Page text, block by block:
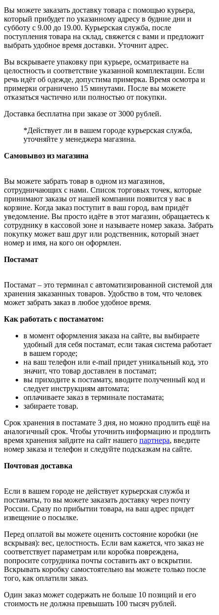
Вы можете заказать доставку товара с помощью курьера,
который прибудет по указанному адресу в будние дни и
субботу с 9.00 до 19.00. Курьерская служба, после
поступления товара на склад, свяжется с вами и предложит
выбрать удобное время доставки. Уточнит адрес.
Вы вскрываете упаковку при курьере, осматриваете на
целостность и соответствие указанной комплектации. Если
речь идёт об одежде, допустима примерка. Время осмотра и
примерки ограничено 15 минутами. После вы можете
отказаться частично или полностью от покупки.
Доставка бесплатна при заказе от 3000 рублей.
*Действует ли в вашем городе курьерская служба,
уточняйте у менеджера магазина.
Самовывоз из магазина
Вы можете забрать товар в одном из магазинов,
сотрудничающих с нами. Список торговых точек, которые
принимают заказы от нашей компании появится у вас в
корзине. Когда заказ поступит в ваш город, вам придёт
уведомление. Вы просто идёте в этот магазин, обращаетесь к
сотруднику в кассовой зоне и называете номер заказа. Забрать
покупку может ваш друг или родственник, который знает
номер и имя, на кого он оформлен.
Постамат
Постамат – это терминал с автоматизированной системой для
хранения заказанных товаров. Удобство в том, что человек
может забрать заказ в любое удобное время.
Как работать с постаматом:
в момент оформления заказа на сайте, вы выбираете
удобный для себя постамат, если такая система работает
в вашем городе;
на ваш телефон или e-mail придет уникальный код, это
значит, что товар доставлен в постамат;
вы приходите к постамату, вводите полученный код и
следует инструкциям автомата;
оплачиваете заказ в терминале постамата;
забираете товар.
Срок хранения в постамате 3 дня, но можно продлить ещё на
аналогичный срок. Чтобы уточнить информацию и продлить
время хранения зайдите на сайт нашего партнера, введите
номер заказа и телефон и следуйте подсказкам на сайте.
Почтовая доставка
Если в вашем городе не действует курьерская служба и
постаматы, то вы можете заказать доставку через почту
России. Сразу по прибытии товара, на ваш адрес придет
извещение о посылке.
Перед оплатой вы можете оценить состояние коробки (не
вскрывая): вес, целостность. Если вам кажется, что заказ не
соответствует параметрам или коробка повреждена,
попросите сотрудника почты составить акт о вскрытии.
Вскрывать коробку самостоятельно вы можете только после
того, как оплатили заказ.
Один заказ может содержать не больше 10 позиций и его
стоимость не должна превышать 100 тысяч рублей.